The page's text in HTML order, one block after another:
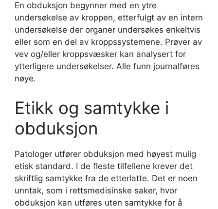
En obduksjon begynner med en ytre
undersøkelse av kroppen, etterfulgt av en intern
undersøkelse der organer undersøkes enkeltvis
eller som en del av kroppssystemene. Prøver av
vev og/eller kroppsvæsker kan analysert for
ytterligere undersøkelser. Alle funn journalføres
nøye.
Etikk og samtykke i
obduksjon
Patologer utfører obduksjon med høyest mulig
etisk standard. I de fleste tilfellene krever det
skriftlig samtykke fra de etterlatte. Det er noen
unntak, som i rettsmedisinske saker, hvor
obduksjon kan utføres uten samtykke for å